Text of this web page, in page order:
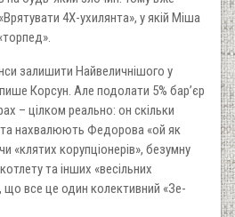
4Х-ухилянта», у якій Міша
залишити Найвеличнішого у
Корсун. Але подолати 5% бар’єр
– цілком реально: он скільки
нахвалюють Федорова «ой як
«клятих корупціонерів», безумну
та інших «весільних
все це один колективний «Зе-